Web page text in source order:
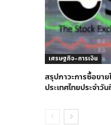
เศรษฐกิจ-การเงิน
สรุปภาวะการซื้อขา
ประเทศไทยประจำ